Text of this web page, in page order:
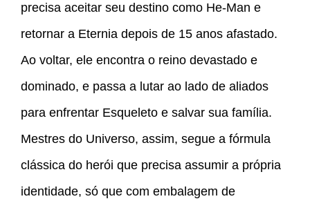
precisa aceitar seu destino como He-Man e
retornar a Eternia depois de 15 anos afastado.
Ao voltar, ele encontra o reino devastado e
dominado, e passa a lutar ao lado de aliados
para enfrentar Esqueleto e salvar sua família.
Mestres do Universo, assim, segue a fórmula
clássica do herói que precisa assumir a própria
identidade, só que com embalagem de